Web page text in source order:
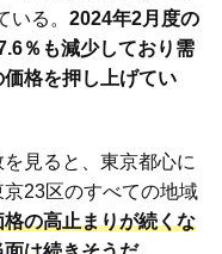
る。 2024年2月度の
％も減少しており需
格を押し上げてい
見ると、東京都心に
23区のすべての地域
の高止まりが続くな